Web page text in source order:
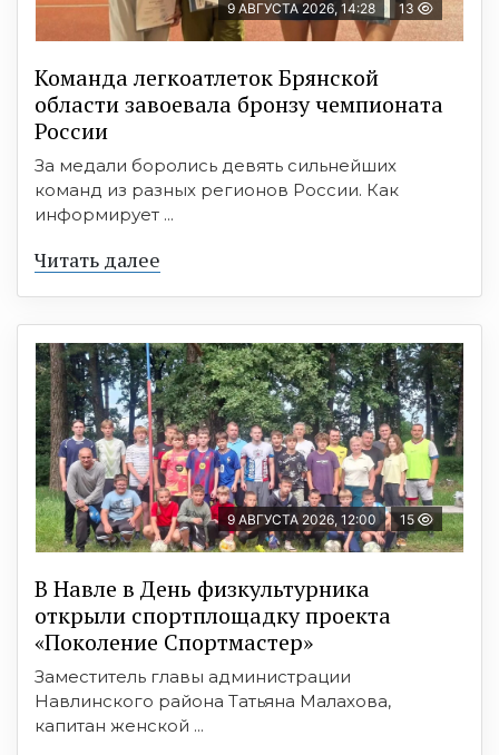
9 АВГУСТА 2026, 14:28 13
Команда легкоатлеток Брянской
области завоевала бронзу чемпионата
России
За медали боролись девять сильнейших
команд из разных регионов России. Как
информирует ...
Читать далее
9 АВГУСТА 2026, 12:00 15
В Навле в День физкультурника
открыли спортплощадку проекта
«Поколение Спортмастер»
Заместитель главы администрации
Навлинского района Татьяна Малахова,
капитан женской ...